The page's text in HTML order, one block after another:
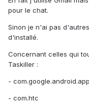
pour le chat.
Sinon je n'ai pas
d'installé.
Concernant celles qui
Taskiller :
-
- com.htc